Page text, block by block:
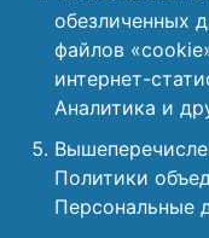
обезличенных
файлов
интернет-
Аналитика и
Политики
Персональные